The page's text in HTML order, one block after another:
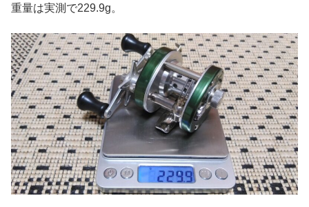
重量は実測で229.9g。